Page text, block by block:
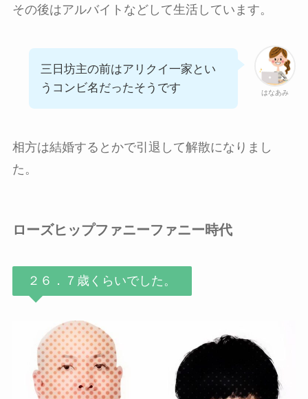
その後はアルバイトなどして生活しています。
はなあみ
三日坊主の前はアリクイ一家とい
うコンビ名だったそうです
相方は結婚するとかで引退して解散になりまし
た。
ローズヒップファニーファニー時代
２６．７歳くらいでした。